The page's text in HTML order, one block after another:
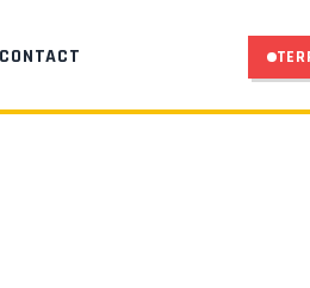
CONTACT